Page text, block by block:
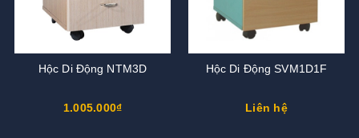
Hộc Di Động NTM3D
1.005.000₫
Hộc Di Động SVM1D1F
Liên hệ